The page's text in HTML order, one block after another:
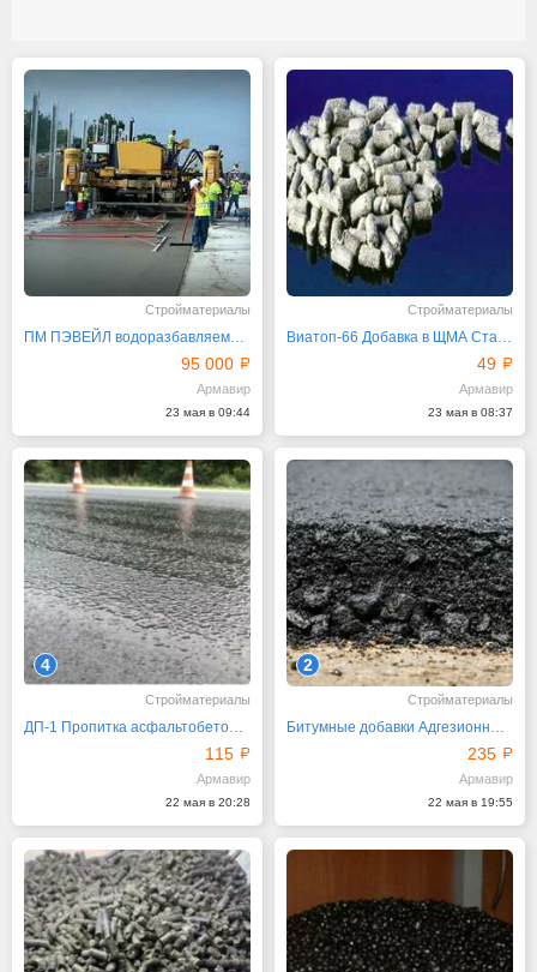
Стройматериалы
ПМ ПЭВЕЙЛ водоразбавляемый Пленкообразующий
95 000
Армавир
23 мая в 09:44
Стройматериалы
Виатоп-66 Добавка в ЩМА Стабилизирующая РосТЭС-Юг
49
Армавир
23 мая в 08:37
4
Стройматериалы
ДП-1 Пропитка асфальтобетона Дорожная
115
Армавир
22 мая в 20:28
2
Стройматериалы
Битумные добавки Адгезионные АФТ от производителя
235
Армавир
22 мая в 19:55